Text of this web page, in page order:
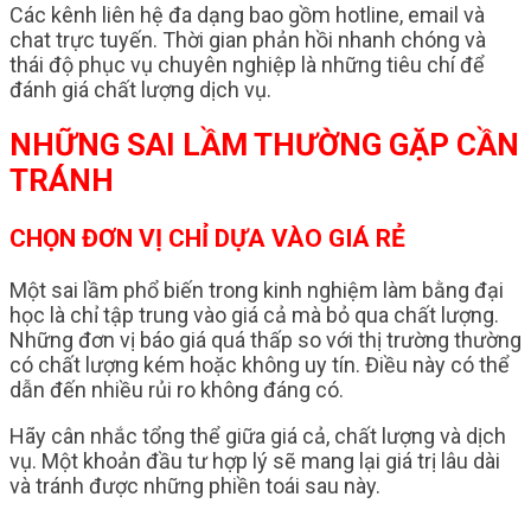
Các kênh liên hệ đa dạng bao gồm hotline, email và
chat trực tuyến. Thời gian phản hồi nhanh chóng và
thái độ phục vụ chuyên nghiệp là những tiêu chí để
đánh giá chất lượng dịch vụ.
NHỮNG SAI LẦM THƯỜNG GẶP CẦN
TRÁNH
CHỌN ĐƠN VỊ CHỈ DỰA VÀO GIÁ RẺ
Một sai lầm phổ biến trong kinh nghiệm làm bằng đại
học là chỉ tập trung vào giá cả mà bỏ qua chất lượng.
Những đơn vị báo giá quá thấp so với thị trường thường
có chất lượng kém hoặc không uy tín. Điều này có thể
dẫn đến nhiều rủi ro không đáng có.
Hãy cân nhắc tổng thể giữa giá cả, chất lượng và dịch
vụ. Một khoản đầu tư hợp lý sẽ mang lại giá trị lâu dài
và tránh được những phiền toái sau này.